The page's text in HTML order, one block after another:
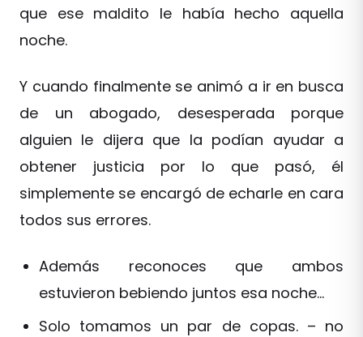
que ese maldito le había hecho aquella
noche.
Y cuando finalmente se animó a ir en busca
de un abogado, desesperada porque
alguien le dijera que la podían ayudar a
obtener justicia por lo que pasó, él
simplemente se encargó de echarle en cara
todos sus errores.
Además reconoces que ambos
estuvieron bebiendo juntos esa noche…
Solo tomamos un par de copas. – no